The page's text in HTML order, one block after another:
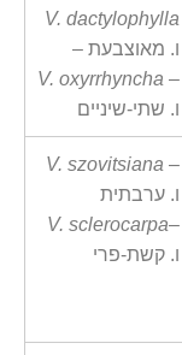
V. dactylophylla
– ו. מאוצבעת
V. oxyrrhyncha –
ו. שתי-שיניים
V. szovitsiana –
ו. ערבתית
V. sclerocarpa–
ו. קשת-פרי